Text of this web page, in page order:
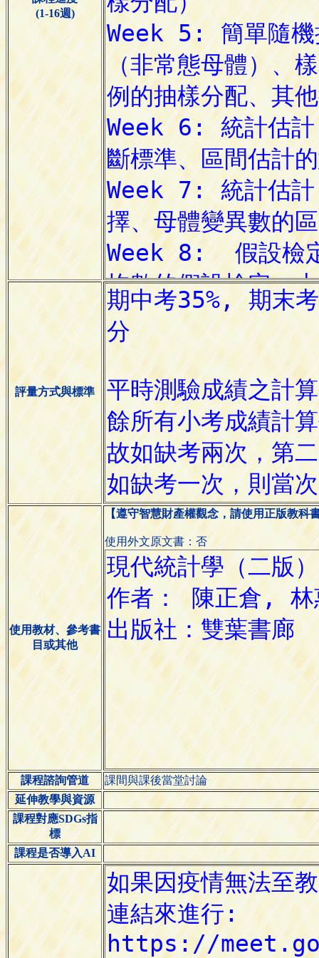
(1-16週)
評量方式與標準
使用教材、參考書
目或其他
【遵守智慧財產權觀念，請使用正版教科
使用外文原文書：否
課程諮詢管道
課間與課後當堂討論
延伸教學與資源
課程對應SDGs指
標
課程是否導入AI